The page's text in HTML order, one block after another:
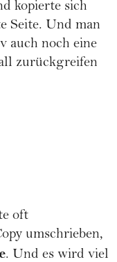
kopierte sich
Seite. Und man
auch noch eine
zurückgreifen
oft
umschrieben,
. Und es wird viel